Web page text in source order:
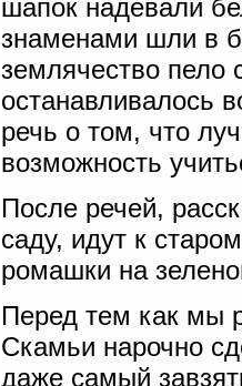
шапок надевали
знаменами шли в
землячество
останавливалось
речь о том, что
возможность
После речей,
саду, идут к
ромашки на
Перед тем как мы
Скамьи нарочно
даже самый